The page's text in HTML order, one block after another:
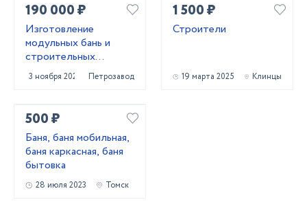
190 000 ₽
Изготовление
модульных бань и
строительных
бытовое
3 ноября 2023 Петрозаводск
1 500 ₽
Строители
19 марта 2025 Клинцы
500 ₽
Баня, баня мобильная,
баня каркасная, баня
бытовка
28 июля 2023 Томск